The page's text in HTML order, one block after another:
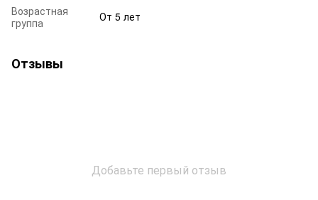
Возрастная
группа
От 5 лет
Отзывы
Добавьте первый отзыв